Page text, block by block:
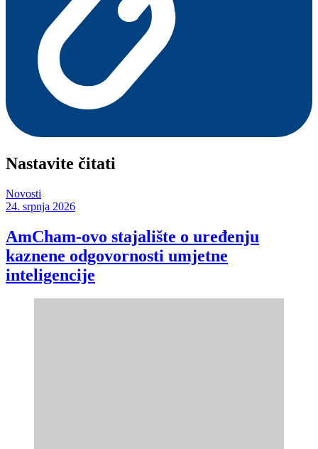
Nastavite čitati
Novosti
24. srpnja 2026
AmCham-ovo stajalište o uređenju
kaznene odgovornosti umjetne
inteligencije